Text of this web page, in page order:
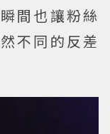
間也讓粉絲
不同的反差